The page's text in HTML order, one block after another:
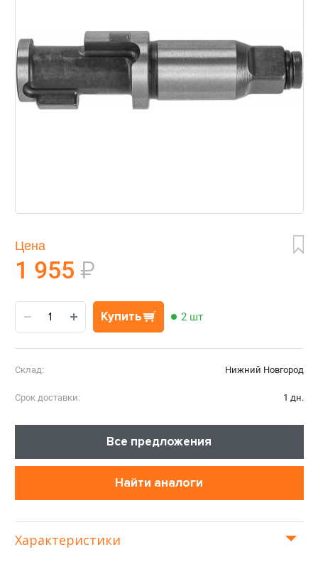
Цена
1 955 ₽
Купить 2 шт
Склад: Нижний Новгород
Срок доставки: 1 дн.
Все предложения
Найти аналоги
Характеристики